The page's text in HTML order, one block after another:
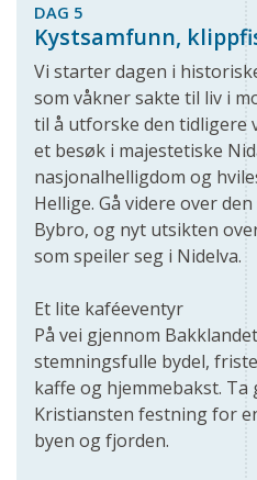
DAG 5
Kystsamfunn,
Vi starter dagen i
som våkner sakte til liv i
til å utforske den tidligere
et besøk i majestetiske
nasjonalhelligdom og
Hellige. Gå videre over
Bybro, og nyt utsikten
som speiler seg i Nidelva.
Et lite kaféeventyr
På vei gjennom
stemningsfulle bydel,
kaffe og hjemmebakst.
Kristiansten festning for
byen og fjorden.